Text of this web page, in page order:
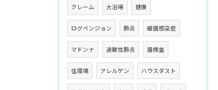
クレーム 大浴場 健康
ログペンジョン 肺炎 細菌感染症
マドンナ 過敏性肺炎 菌検査
住環境 アレルゲン ハウスダスト